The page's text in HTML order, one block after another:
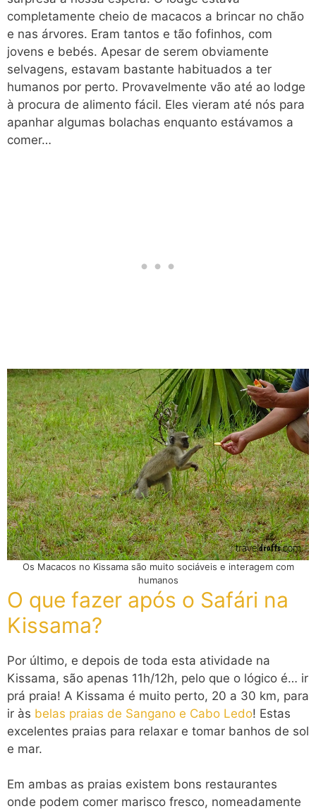
completamente cheio de macacos a brincar no chão
e nas árvores. Eram tantos e tão fofinhos, com
jovens e bebés. Apesar de serem obviamente
selvagens, estavam bastante habituados a ter
humanos por perto. Provavelmente vão até ao lodge
à procura de alimento fácil. Eles vieram até nós para
apanhar algumas bolachas enquanto estávamos a
comer…
Os Macacos no Kissama são muito sociáveis e interagem com
humanos
O que fazer após o Safári na
Kissama?
Por último, e depois de toda esta atividade na
Kissama, são apenas 11h/12h, pelo que o lógico é… ir
prá praia! A Kissama é muito perto, 20 a 30 km, para
ir às belas praias de Sangano e Cabo Ledo! Estas
excelentes praias para relaxar e tomar banhos de sol
e mar.
Em ambas as praias existem bons restaurantes
onde podem comer marisco fresco, nomeadamente